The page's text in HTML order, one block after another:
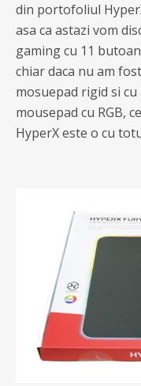
din portofoliul
asa ca astazi vom
gaming cu 11
chiar daca nu am
mosuepad rigid si
mousepad cu RGB,
HyperX este o cu